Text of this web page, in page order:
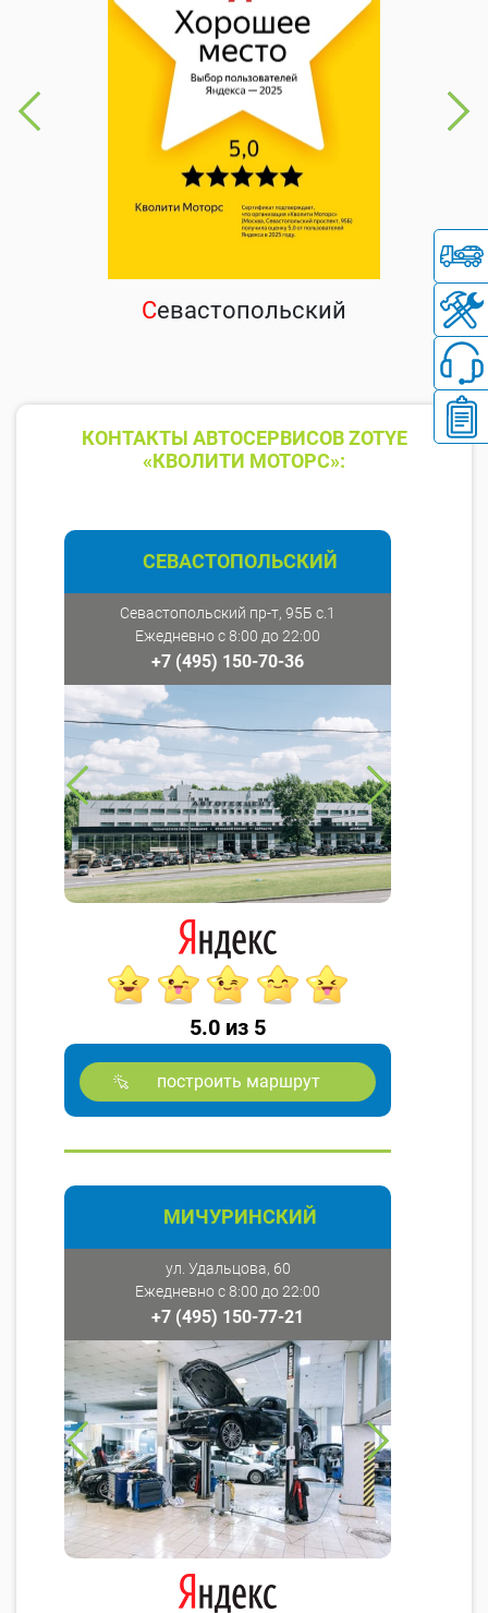
Севастопольский
КОНТАКТЫ АВТОСЕРВИСОВ ZOTYE
«КВОЛИТИ МОТОРС»:
СЕВАСТОПОЛЬСКИЙ
Севастопольский пр-т, 95Б с.1
Ежедневно с 8:00 до 22:00
+7 (495) 150-70-36
5.0 из 5
построить маршрут
МИЧУРИНСКИЙ
ул. Удальцова, 60
Ежедневно с 8:00 до 22:00
+7 (495) 150-77-21